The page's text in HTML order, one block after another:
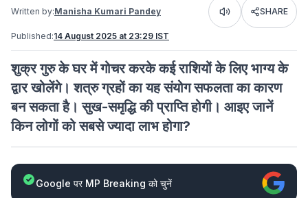
Written by:Manisha Kumari Pandey Listen SHARE
Published:14 August 2025 at 23:29 IST
शुक्र गुरु के घर में गोचर करके कई राशियों के लिए भाग्य के
द्वार खोलेंगे। शत्रु ग्रहों का यह संयोग सफलता का कारण
बन सकता है। सुख-समृद्धि की प्राप्ति होगी। आइए जानें
किन लोगों को सबसे ज्यादा लाभ होगा?
Google पर MP Breaking को चुनें